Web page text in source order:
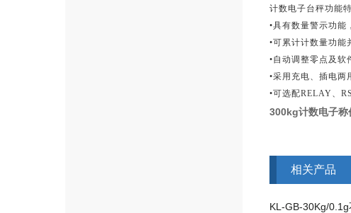
计数电子台秤功能特
•具有数量警示功能
•可累计计数量功能
•自动调整零点及软
•采用充电、插电两
•可选配RELAY、
300kg计数电子
相关产品
KL-GB-30Kg/